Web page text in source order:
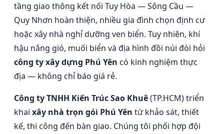
tầng giao thông kết nối Tuy Hòa — Sông Cầu —
Quy Nhơn hoàn thiện, nhiều gia đình chọn định cư
hoặc xây nhà nghỉ dưỡng ven biển. Tuy nhiên, khí
hậu nắng gió, muối biển và địa hình đồi núi đòi hỏi
công ty xây dựng Phú Yên có kinh nghiệm thực
địa — không chỉ báo giá rẻ.
Công ty TNHH Kiến Trúc Sao Khuê(TP.HCM) triển
khai xây nhà trọn gói Phú Yên từ khảo sát, thiết
kế, thi công đến bàn giao. Chúng tôi phối hợp đội